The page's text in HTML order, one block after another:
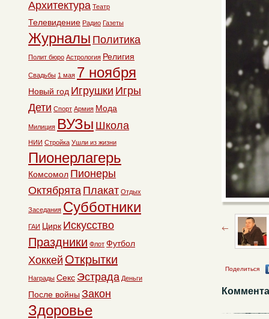
Поделиться
Архитектура Театр
Телевидение Радио Газеты
Журналы Политика
Полит бюро Астрология Религия
Свадьбы 1 мая 7 ноября
Новый год Игрушки Игры
Дети Спорт Армия Мода
Милиция ВУЗы Школа
НИИ Стройка Ушли из жизни
Пионерлагерь
Комсомол Пионеры
Октябрята Плакат Отдых
Заседания Субботники
ГАИ Цирк Искусство
Праздники Флот Футбол
Хоккей Открытки
Награды Секс Эстрада Деньги
После войны Закон
Здоровье